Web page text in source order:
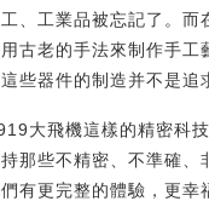
、工業品被忘記了。而
古老的手法來制作手工
些器件的制造并不是追
大飛機這樣的精密科
那些不精密、不準確、
有更完整的體驗，更幸